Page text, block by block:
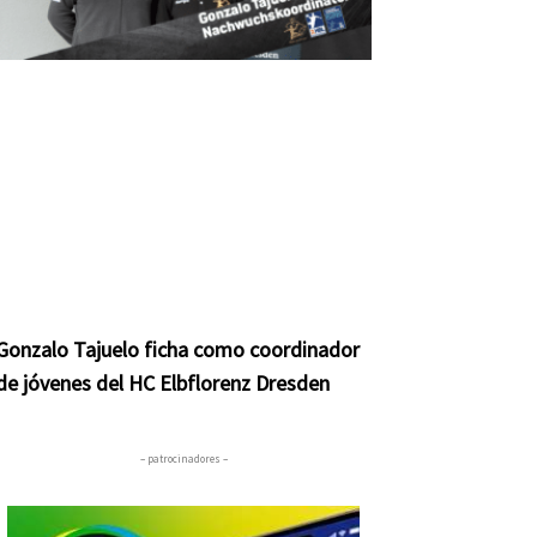
Tajuelo ficha como coordinador
jóvenes del HC Elbflorenz Dresden
– patrocinadores –